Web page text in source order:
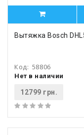
Вытяжка Bosch
Код: 58806
Нет в наличии
12799 грн.